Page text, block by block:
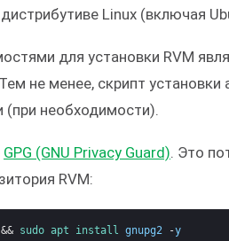
Linux (включая
для установки RVM
не менее, скрипт
необходимости).
GPG (GNU Privacy Guard). Это
RVM:
&& sudo apt install gnupg2 -y